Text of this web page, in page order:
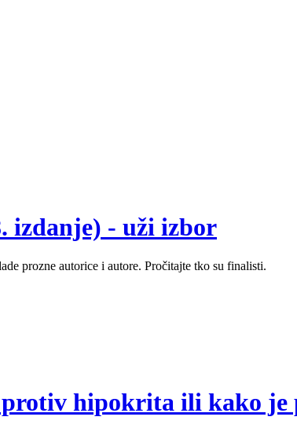
izdanje) - uži izbor
prozne autorice i autore. Pročitajte tko su finalisti.
hipokrita ili kako je